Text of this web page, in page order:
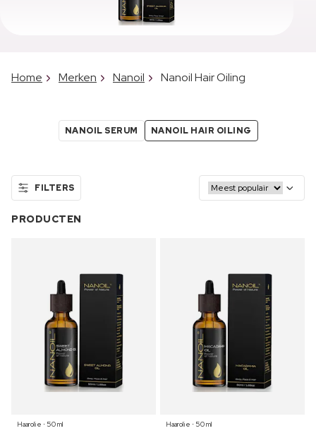
Home Merken Nanoil Nanoil Hair Oiling
NANOIL SERUM NANOIL HAIR OILING
FILTERS
PRODUCTEN
Haarolie ⋅ 50 ml
Haarolie ⋅ 50 ml